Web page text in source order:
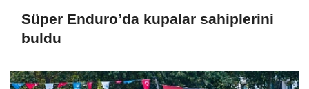
Süper Enduro’da kupalar sahiplerini
buldu